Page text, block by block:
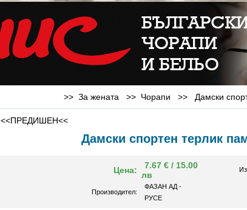
>> За жената >> Чорапи >> Дамски
<<ПРЕДИШЕН<<
Дамски спортен терлик
Цена:
7.67 € / 15.00
лв
Производител:
ФАЗАН АД -
РУСЕ